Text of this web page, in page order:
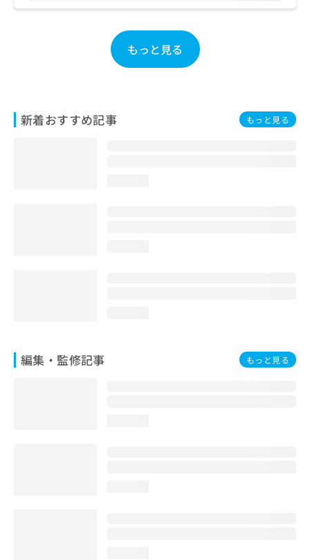
もっと見る
新着おすすめ記事 もっと見る
編集・監修記事 もっと見る
お
ち